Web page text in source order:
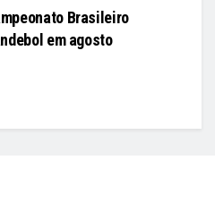
Brasileiro
em agosto